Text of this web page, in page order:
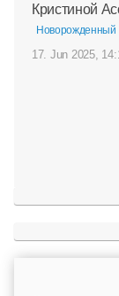
Кристиной
Новорожденный
17. Jun 2025,